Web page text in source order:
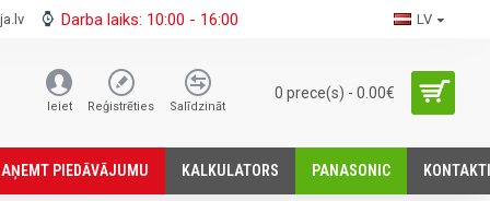
Darba laiks: 10:00 - 16:00 LV
Ieiet Reģistrēties Salīdzināt
0 prece(s) - 0.00€
PIEDĀVĀJUMU KALKULATORS PANASONIC KONTAKTI